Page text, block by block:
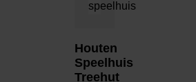
Houten
Speelhuis
Treehut